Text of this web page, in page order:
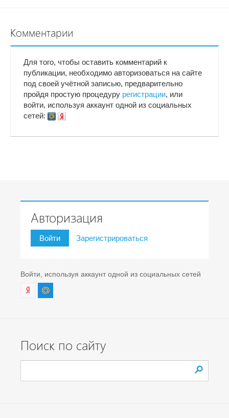
Комментарии
Для того, чтобы оставить комментарий к
публикации, необходимо авторизоваться на сайте
под своей учётной записью, предварительно
пройдя простую процедуру регистрации, или
войти, используя аккаунт одной из социальных
сетей:
Авторизация
Войти Зарегистрироваться
Войти, используя аккаунт одной из социальных сетей
Поиск по сайту